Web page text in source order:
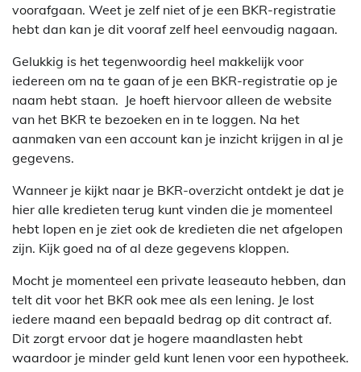
voorafgaan. Weet je zelf niet of je een BKR-registratie
hebt dan kan je dit vooraf zelf heel eenvoudig nagaan.
Gelukkig is het tegenwoordig heel makkelijk voor
iedereen om na te gaan of je een BKR-registratie op je
naam hebt staan. Je hoeft hiervoor alleen de website
van het BKR te bezoeken en in te loggen. Na het
aanmaken van een account kan je inzicht krijgen in al je
gegevens.
Wanneer je kijkt naar je BKR-overzicht ontdekt je dat je
hier alle kredieten terug kunt vinden die je momenteel
hebt lopen en je ziet ook de kredieten die net afgelopen
zijn. Kijk goed na of al deze gegevens kloppen.
Mocht je momenteel een private leaseauto hebben, dan
telt dit voor het BKR ook mee als een lening. Je lost
iedere maand een bepaald bedrag op dit contract af.
Dit zorgt ervoor dat je hogere maandlasten hebt
waardoor je minder geld kunt lenen voor een hypotheek.